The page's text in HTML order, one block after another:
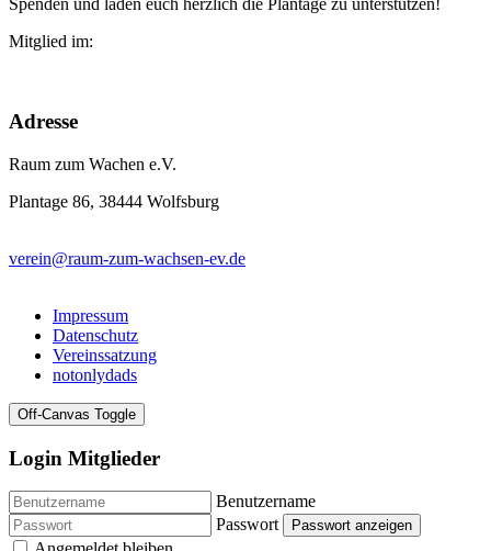
Spenden und laden euch herzlich die Plantage zu unterstützen!
Mitglied im:
Adresse
Raum zum Wachen e.V.
Plantage 86, 38444 Wolfsburg
verein@raum-zum-wachsen-ev.de
Impressum
Datenschutz
Vereinssatzung
notonlydads
Off-Canvas Toggle
Login Mitglieder
Benutzername
Passwort
Passwort anzeigen